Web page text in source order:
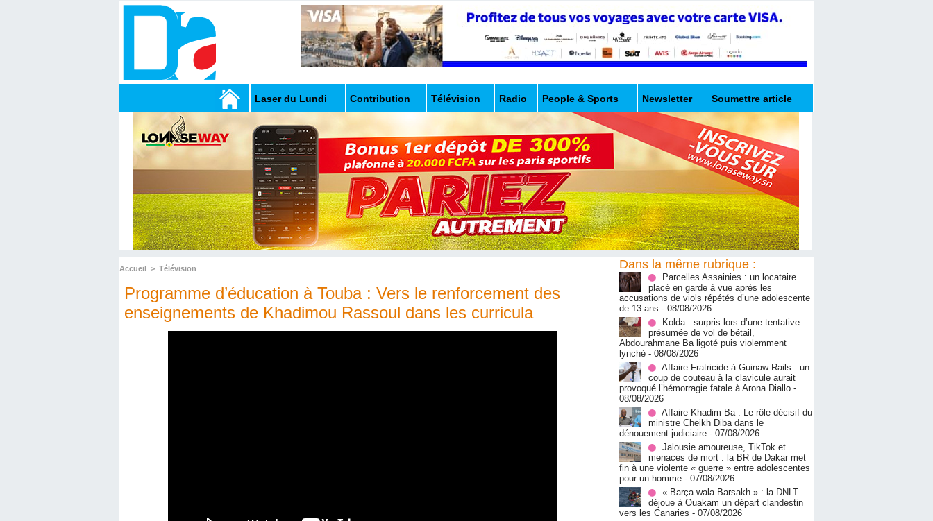
Laser du Lundi Contribution Télévision Radio People & Sports Newsletter Soumettre article
Accueil > Télévision
Programme d’éducation à Touba : Vers le renforcement des
enseignements de Khadimou Rassoul dans les curricula
Dans la même rubrique :
Parcelles Assainies : un locataire
placé en garde à vue après les
accusations de viols répétés d’une adolescente
de 13 ans - 08/08/2026
Kolda : surpris lors d’une tentative
présumée de vol de bétail,
Abdourahmane Ba ligoté puis violemment
lynché - 08/08/2026
Affaire Fratricide à Guinaw-Rails : un
coup de couteau à la clavicule aurait
provoqué l’hémorragie fatale à Arona Diallo -
08/08/2026
Affaire Khadim Ba : Le rôle décisif du
ministre Cheikh Diba dans le
dénouement judiciaire - 07/08/2026
Jalousie amoureuse, TikTok et
menaces de mort : la BR de Dakar met
fin à une violente « guerre » entre adolescentes
pour un homme - 07/08/2026
« Barça wala Barsakh » : la DNLT
déjoue à Ouakam un départ clandestin
vers les Canaries - 07/08/2026